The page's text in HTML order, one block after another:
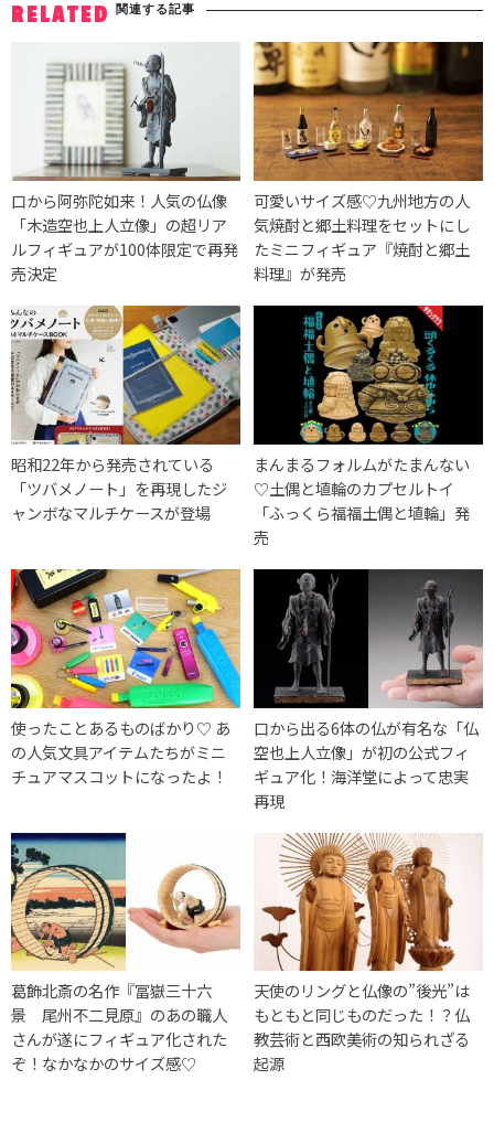
RELATED 関連する記事
口から阿弥陀如来！人気の仏像
「木造空也上人立像」の超リア
ルフィギュアが100体限定で再発
売決定
可愛いサイズ感♡九州地方の人
気焼酎と郷土料理をセットにし
たミニフィギュア『焼酎と郷土
料理』が発売
昭和22年から発売されている
「ツバメノート」を再現したジ
ャンボなマルチケースが登場
まんまるフォルムがたまんない
♡土偶と埴輪のカプセルトイ
「ふっくら福福土偶と埴輪」発
売
使ったことあるものばかり♡ あ
の人気文具アイテムたちがミニ
チュアマスコットになったよ！
口から出る6体の仏が有名な「仏
空也上人立像」が初の公式フィ
ギュア化！海洋堂によって忠実
再現
葛飾北斎の名作『冨嶽三十六
景 尾州不二見原』のあの職人
さんが遂にフィギュア化された
ぞ！なかなかのサイズ感♡
天使のリングと仏像の”後光”は
もともと同じものだった！？仏
教芸術と西欧美術の知られざる
起源